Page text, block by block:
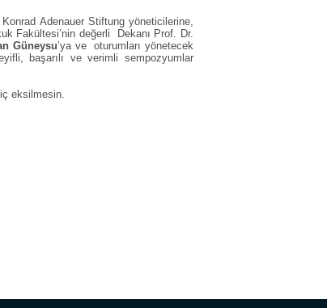
Adenauer Stiftung yöneticilerine,
Fakültesi’nin değerli Dekanı Prof. Dr.
Güneysu’ya ve oturumları yönetecek
başarılı ve verimli sempozyumlar
eksilmesin.